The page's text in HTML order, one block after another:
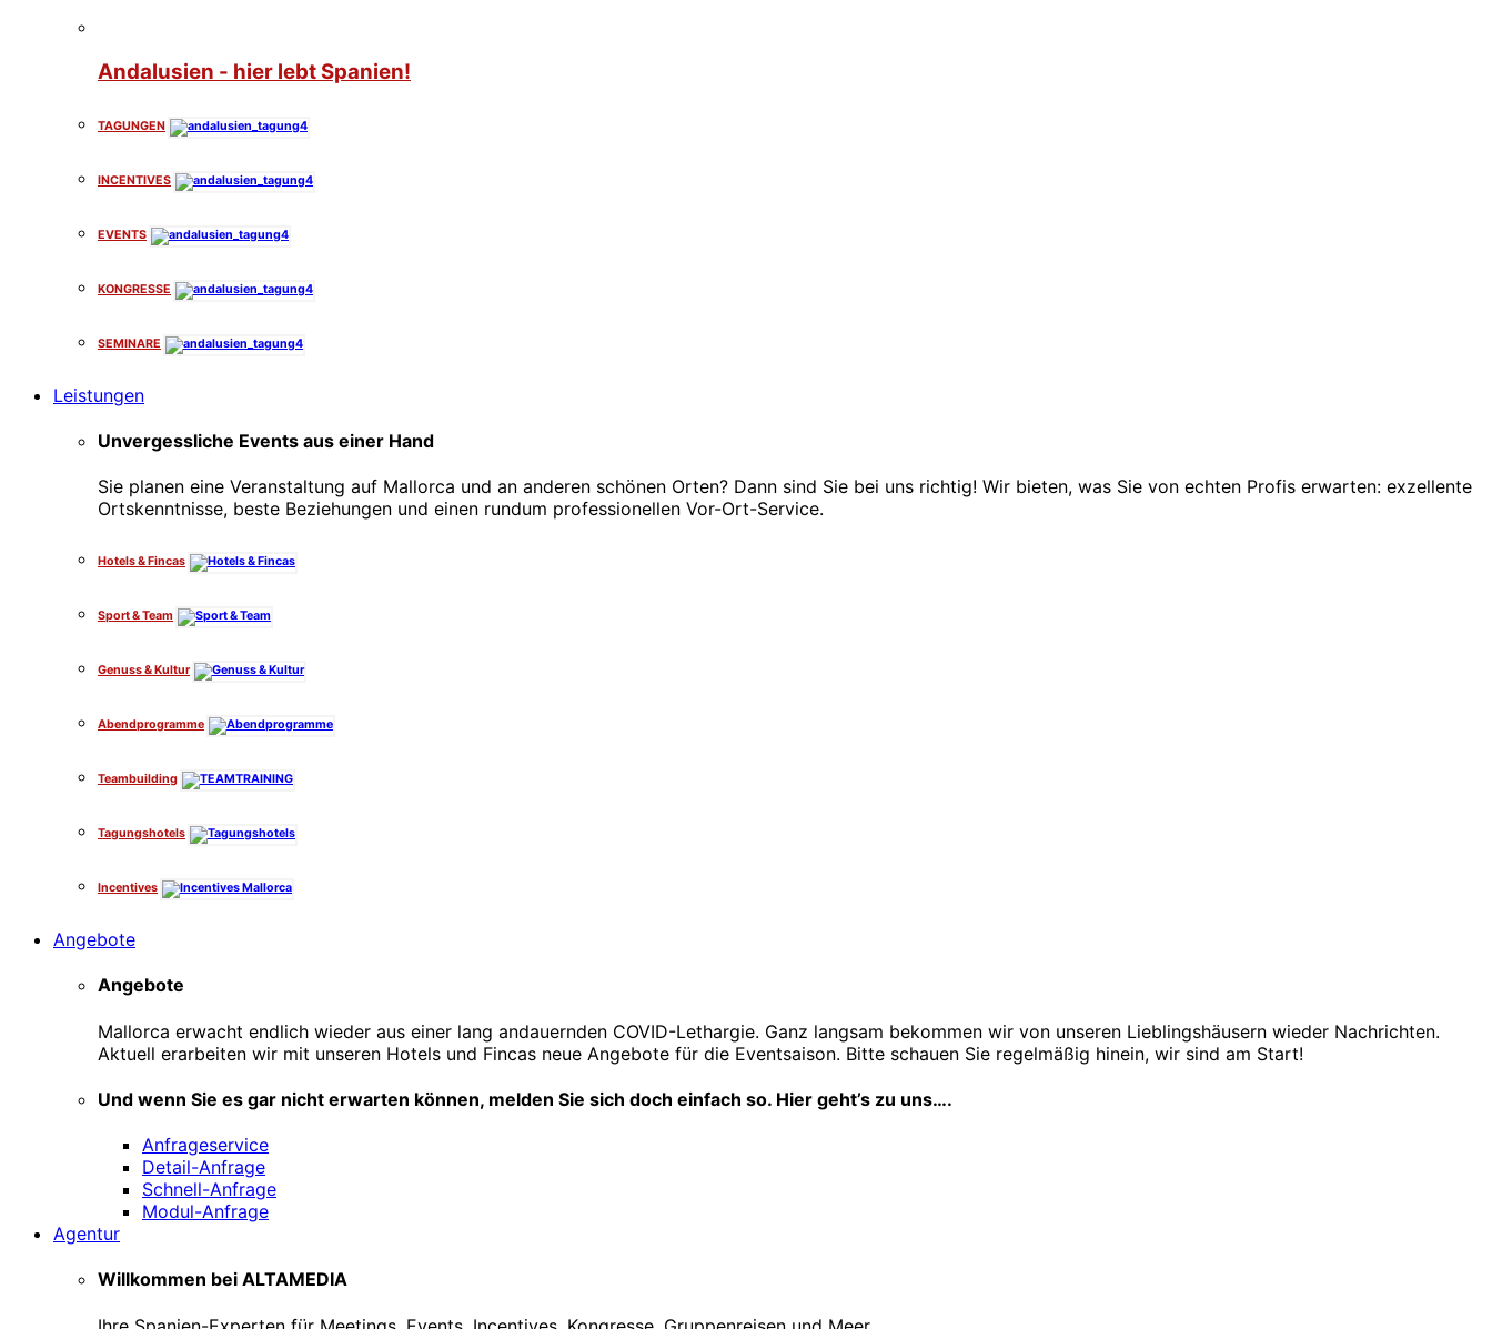
Andalusien - hier lebt Spanien!
TAGUNGEN
INCENTIVES
EVENTS
KONGRESSE
SEMINARE
Leistungen
Unvergessliche Events aus einer Hand
Sie planen eine Veranstaltung auf Mallorca und an anderen schönen Orten? Dann sind Sie bei uns richtig! Wir bieten, was Sie von echten Profis erwarten: exzellente
Ortskenntnisse, beste Beziehungen und einen rundum professionellen Vor-Ort-Service.
Hotels & Fincas
Sport & Team
Genuss & Kultur
Abendprogramme
Teambuilding
Tagungshotels
Incentives
Angebote
Angebote
Mallorca erwacht endlich wieder aus einer lang andauernden COVID-Lethargie. Ganz langsam bekommen wir von unseren Lieblingshäusern wieder Nachrichten.
Aktuell erarbeiten wir mit unseren Hotels und Fincas neue Angebote für die Eventsaison. Bitte schauen Sie regelmäßig hinein, wir sind am Start!
Und wenn Sie es gar nicht erwarten können, melden Sie sich doch einfach so. Hier geht’s zu uns….
Anfrageservice
Detail-Anfrage
Schnell-Anfrage
Modul-Anfrage
Agentur
Willkommen bei ALTAMEDIA